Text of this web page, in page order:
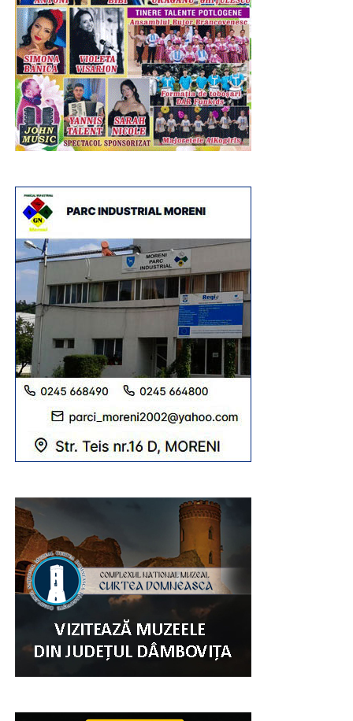
Alexandru Iorga a mai avut un atu puternic, în afară de
decizia concetățenilor săi: Partidul Social Democrat.
Orice s-a întâmplat la nivel național, convulsiile de sus,
guvernarea de coaliție precară, în Dâmbovița, PSD are o
organizație puternică, cu rezultate, cu oameni valoroși,
interesați de comunitate, implicați și care știu să
ematizeze cu cetățeanul, să se dilueze în acest tot
reprezentat de comunitate. Până la urmă, PSD a fost un
economică, poate fi reactivat. Partidul care se rupe de
acest ideal și dorește să devină unul elitist, doar de grup,
se pierde.
RECLAMA
AUR, prin Ana Maria Dragotă-Zamfir, a obținut doar 334
de voturi. Puțin pentru un partid care, în sondaje, este dat
Găești, este o problemă, de om, de mesaj sau, pur și
totuși o aventură. Doar cu lozinci nu poți convinge
electoratul. Candidatul AUR la Găești a fost ca gimnastul
la paralele. S-a ținut de ambele bare (partide – PNL și
PSD), vrând să rămână în echilibru. Nu a părut că vrea să
câștige. Scorul, totuși, este prea mic.
A existat și un candidat independent. Poate, așa, pentru
farmecul scrutinului sau un fel de bomboană în numele
democrației. Independentul George Ghenu a obținut 214
nutresc simpatii politice. Este un fel de anulare a